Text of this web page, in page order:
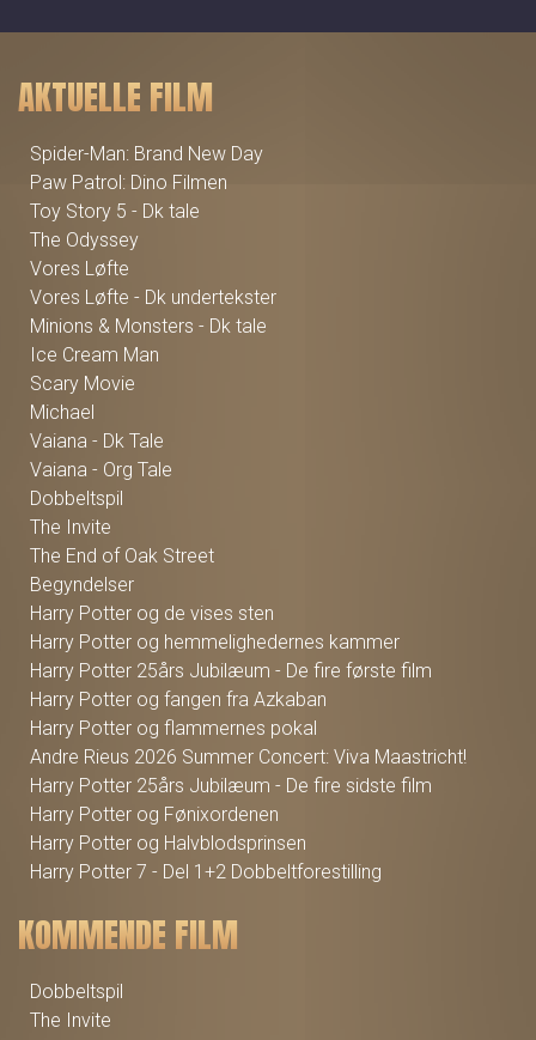
AKTUELLE FILM
Spider-Man: Brand New Day
Paw Patrol: Dino Filmen
Toy Story 5 - Dk tale
The Odyssey
Vores Løfte
Vores Løfte - Dk undertekster
Minions & Monsters - Dk tale
Ice Cream Man
Scary Movie
Michael
Vaiana - Dk Tale
Vaiana - Org Tale
Dobbeltspil
The Invite
The End of Oak Street
Begyndelser
Harry Potter og de vises sten
Harry Potter og hemmelighedernes kammer
Harry Potter 25års Jubilæum - De fire første film
Harry Potter og fangen fra Azkaban
Harry Potter og flammernes pokal
Andre Rieus 2026 Summer Concert: Viva Maastricht!
Harry Potter 25års Jubilæum - De fire sidste film
Harry Potter og Fønixordenen
Harry Potter og Halvblodsprinsen
Harry Potter 7 - Del 1+2 Dobbeltforestilling
KOMMENDE FILM
Dobbeltspil
The Invite